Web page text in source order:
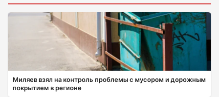
Миляев взял на контроль проблемы с мусором и дорожным
покрытием в регионе